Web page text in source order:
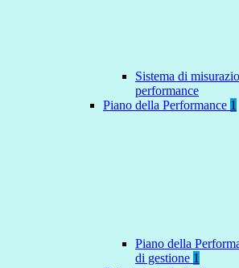
Sistema di
performance
Piano della Performance 1
Piano della
di gestione 1